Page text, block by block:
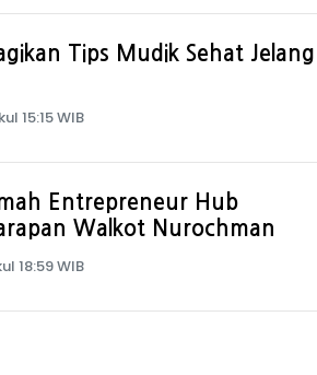
Tips Mudik Sehat Jelang
15:15 WIB
Entrepreneur Hub
Walkot Nurochman
18:59 WIB